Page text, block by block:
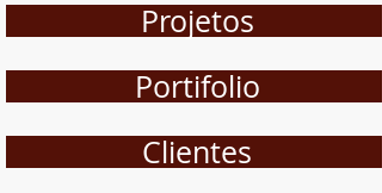
Projetos
Portifolio
Clientes